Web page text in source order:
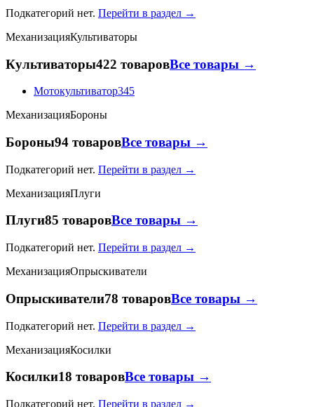
Подкатегорий нет. Перейти в раздел →
МеханизацияКультиваторы
Культиваторы422 товаровВсе товары →
Мотокультиватор345
МеханизацияБороны
Бороны94 товаровВсе товары →
Подкатегорий нет. Перейти в раздел →
МеханизацияПлуги
Плуги85 товаровВсе товары →
Подкатегорий нет. Перейти в раздел →
МеханизацияОпрыскиватели
Опрыскиватели78 товаровВсе товары →
Подкатегорий нет. Перейти в раздел →
МеханизацияКосилки
Косилки18 товаровВсе товары →
Подкатегорий нет. Перейти в раздел →